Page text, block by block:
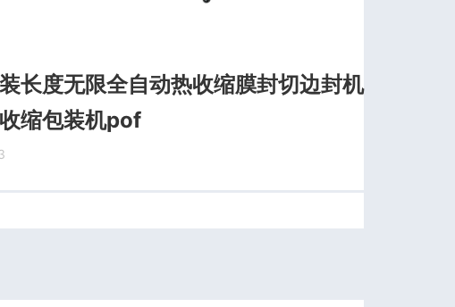
长度无限全自动热收缩膜封切边封机
缩包装机pof